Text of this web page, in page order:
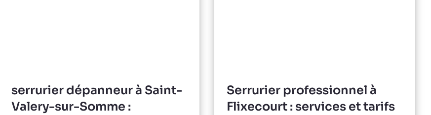
serrurier dépanneur à Saint-
Valery-sur-Somme :
Serrurier professionnel à
Flixecourt : services et tarifs